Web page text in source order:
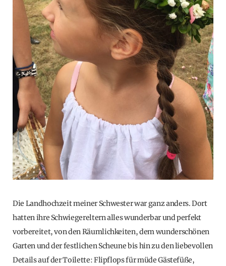
Die Landhochzeit meiner Schwester war ganz anders. Dort
hatten ihre Schwiegereltern alles wunderbar und perfekt
vorbereitet, von den Räumlichkeiten, dem wunderschönen
Garten und der festlichen Scheune bis hin zu den liebevollen
Details auf der Toilette: Flipflops für müde Gästefüße,